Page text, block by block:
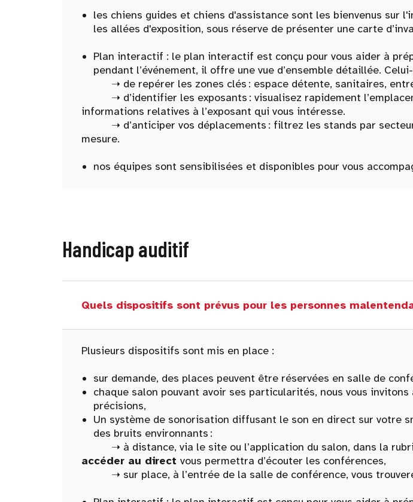
les chiens guides et chiens d'assistance sont les bienvenus sur
les allées d'exposition, sous réserve de présenter une carte
Plan interactif : le plan interactif est conçu pour vous aider à
pendant l’événement, il offre une vue d’ensemble détaillée.
➝ de repérer les zones clés : espace détente, sanitaires,
➝ d’identifier les exposants : visualisez rapidement
informations relatives à l’exposant qui vous intéresse.
➝ d’anticiper vos déplacements : filtrez les stands par
mesure.
nos équipes sont sensibilisées et disponibles pour vous
Handicap auditif
Quels dispositifs sont prévus pour les personnes
Plusieurs dispositifs sont mis en place :
sur demande, des places peuvent être réservées en salle de
chaque salon pouvant avoir ses particularités, nous vous
précisions,
Un système de sonorisation diffusant le son en direct sur votre
des bruits environnants :
➝ à distance, via le site ou l’application du salon, dans la
accéder au direct vous permettra d’écouter les conférences,
➝ sur place, à l’entrée de la salle de conférence, vous